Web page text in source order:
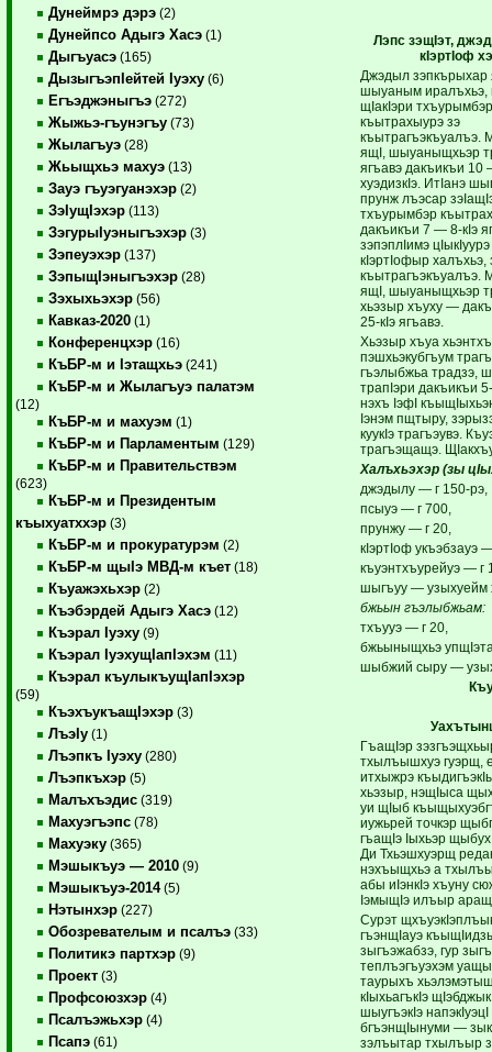
Дунеймрэ дэрэ (2)
Дунейпсо Адыгэ Хасэ (1)
Дыгъуасэ (165)
ДызыгъэпIейтей Iуэху (6)
Егъэджэныгъэ (272)
Жыжьэ-гъунэгъу (73)
Жылагъуэ (28)
Жьыщхьэ махуэ (13)
Зауэ гъуэгуанэхэр (2)
ЗэIущIэхэр (113)
ЗэгурыIуэныгъэхэр (3)
Зэпеуэхэр (137)
ЗэпыщIэныгъэхэр (28)
Зэхыхьэхэр (56)
Кавказ-2020 (1)
Конференцхэр (16)
КъБР-м и Iэтащхьэ (241)
КъБР-м и Жылагъуэ палатэм
(12)
КъБР-м и махуэм (1)
КъБР-м и Парламентым (129)
КъБР-м и Правительствэм
(623)
КъБР-м и Президентым
къыхуатххэр (3)
КъБР-м и прокуратурэм (2)
КъБР-м щыIэ МВД-м къет (18)
Къуажэхьхэр (2)
Къэбэрдей Адыгэ Хасэ (12)
Къэрал Iуэху (9)
Къэрал IуэхущIапIэхэм (11)
Къэрал къулыкъущIапIэхэр
(59)
КъэхъукъащIэхэр (3)
ЛъэIу (1)
Лъэпкъ Iуэху (280)
Лъэпкъхэр (5)
Малъхъэдис (319)
Махуэгъэпс (78)
Махуэку (365)
Мэшыкъуэ — 2010 (9)
Мэшыкъуэ-2014(5)
Нэтынхэр (227)
Обозревателым и псалъэ (33)
Политикэ партхэр (9)
Проект (3)
Профсоюзхэр (4)
Псалъэжьхэр (4)
Псапэ (61)
Лэпс зэщIэт,
кIэртIоф
Джэдыл зэпкърыхар
шыуаным иралъхьэ,
щIакIэри тхъурымбэр
къытрахыурэ зэ
къытрагъэкъуалъэ.
ящI, шыуаныщхьэр
ягъавэ дакъикъи 10
хуэдизкIэ. ИтIанэ
прунж лъэсар
тхъурымбэр
дакъикъи 7 — 8-кIэ
зэпэплIимэ
кIэртIофыр халъхьэ,
къытрагъэкъуалъэ.
ящI, шыуаныщхьэр
хьэзыр хъуху —
25-кIэ ягъавэ.
Хьэзыр хъуа
пэшхьэкубгъум
гъэлыбжьа традзэ,
трапIэри дакъикъи
нэхъ IэфI
Iэнэм пщтыру,
куукIэ трагъэувэ.
трагъэщащэ.
Халъхьэхэр (зы
джэдылу — г 150-рэ,
псыуэ — г 700,
прунжу — г 20,
кIэртIоф укъэбзауэ
къуэнтхъурейуэ — г
шыгъуу — узыхуейм
бжьын гъэлыбжьам:
тхъууэ — г 20,
бжьыныщхьэ
шыбжий сыру —
ГъащIэр
тхылъышхуэ гуэрщ,
итхыжрэ
хьэзыр, нэщIыса
уи щIыб
иужьрей точкэр
гъащIэ Iыхьэр
Ди Тхьэшхуэрщ
нэхъыщхьэ а
абы иIэнкIэ хъуну
IэмыщIэ илъыр
Сурэт
гъэнщIауэ
зыгъэжабзэ, гур
теплъэгъуэхэм
таурыхъ
кIыхьагъкIэ
шыугъэкIэ напэкIуэцI
бгъэнщIынуми —
зэлъытар тхылъыр